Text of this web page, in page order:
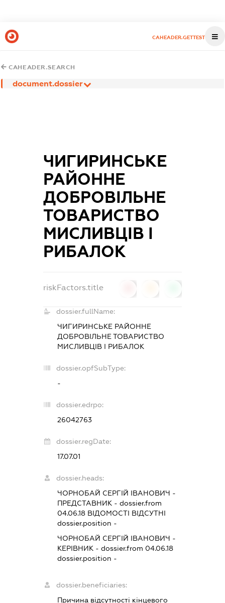
CAHEADER.GETTEST
CAHEADER.SEARCH
document.dossier
ЧИГИРИНСЬКЕ
РАЙОННЕ
ДОБРОВІЛЬНЕ
ТОВАРИСТВО
МИСЛИВЦІВ І
РИБАЛОК
riskFactors.title
dossier.fullName:
ЧИГИРИНСЬКЕ РАЙОННЕ
ДОБРОВІЛЬНЕ ТОВАРИСТВО
МИСЛИВЦІВ І РИБАЛОК
dossier.opfSubType:
-
dossier.edrpo:
26042763
dossier.regDate:
17.07.01
dossier.heads:
ЧОРНОБАЙ СЕРГІЙ ІВАНОВИЧ -
ПРЕДСТАВНИК - dossier.from
04.06.18ВІДОМОСТІ ВІДСУТНІ
dossier.position -
ЧОРНОБАЙ СЕРГІЙ ІВАНОВИЧ -
КЕРІВНИК - dossier.from 04.06.18
dossier.position -
dossier.beneficiaries:
Причина відсутності кінцевого